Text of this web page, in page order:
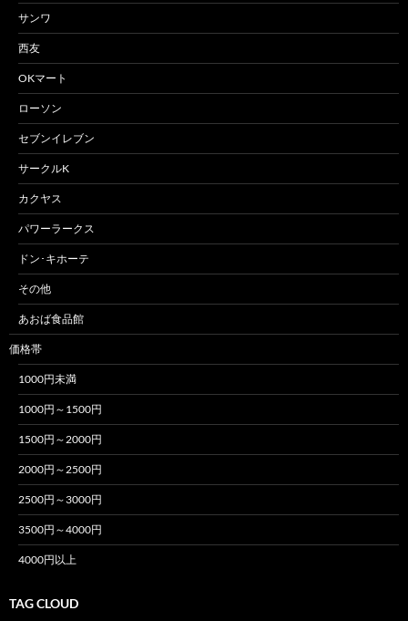
サンワ
西友
OKマート
ローソン
セブンイレブン
サークルK
カクヤス
パワーラークス
ドン･キホーテ
その他
あおば食品館
価格帯
1000円未満
1000円～1500円
1500円～2000円
2000円～2500円
2500円～3000円
3500円～4000円
4000円以上
TAG CLOUD